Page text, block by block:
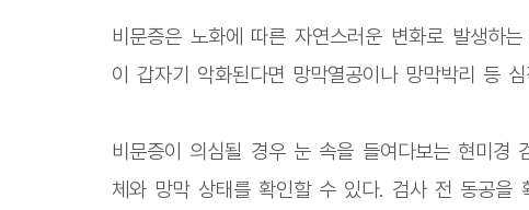
비문증은 노화에 따른 자연스러운 변화로 발생하
이 갑자기 악화된다면 망막열공이나 망막박리 등
비문증이 의심될 경우 눈 속을 들여다보는 현미경
체와 망막 상태를 확인할 수 있다. 검사 전 동공을